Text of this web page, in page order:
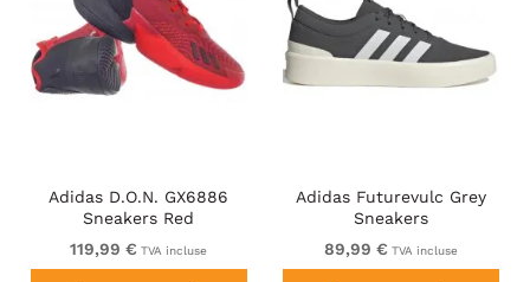
Adidas D.O.N. GX6886
Sneakers Red
119,99 € TVA incluse
Adidas Futurevulc Grey
Sneakers
89,99 € TVA incluse